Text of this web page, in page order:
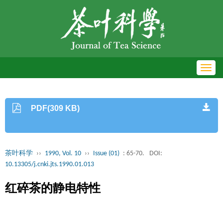
PDF(309 KB)
茶叶科学 ›› 1990, Vol. 10 ›› Issue (01) : 65-70.
DOI:
10.13305/j.cnki.jts.1990.01.013
红碎茶的静电特性